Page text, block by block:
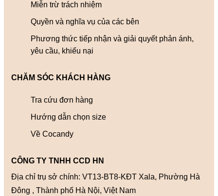
Miễn trừ trách nhiệm
Quyền và nghĩa vụ của các bên
Phương thức tiếp nhận và giải quyết phản ánh,
yêu cầu, khiếu nại
CÔNG TY TNHH CCD HN
Địa chỉ trụ sở chính: VT13-BT8-KĐT Xala, Phường Hà
Đông , Thành phố Hà Nội, Việt Nam
CHĂM SÓC KHÁCH HÀNG
Tra cứu đơn hàng
Hướng dẫn chọn size
Về Cocandy